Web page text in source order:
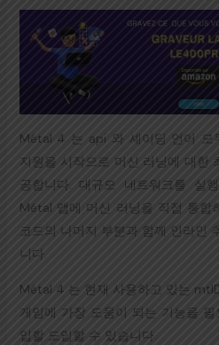
Métal 4 는 api 와 셰이딩 언어 모
지원을 시작으로 머신 러닝에 대한
공합니다. 대규모 네트워크를 실
Métal 앱에 머신 러닝을 직접 통합
코드의 나머지 부분과 함께 인라인
니다.
Métal 4 는 현재 사용하고 있는
게임에 가장 도움이 되는 기능을
입할 도입할 수 있습니다.